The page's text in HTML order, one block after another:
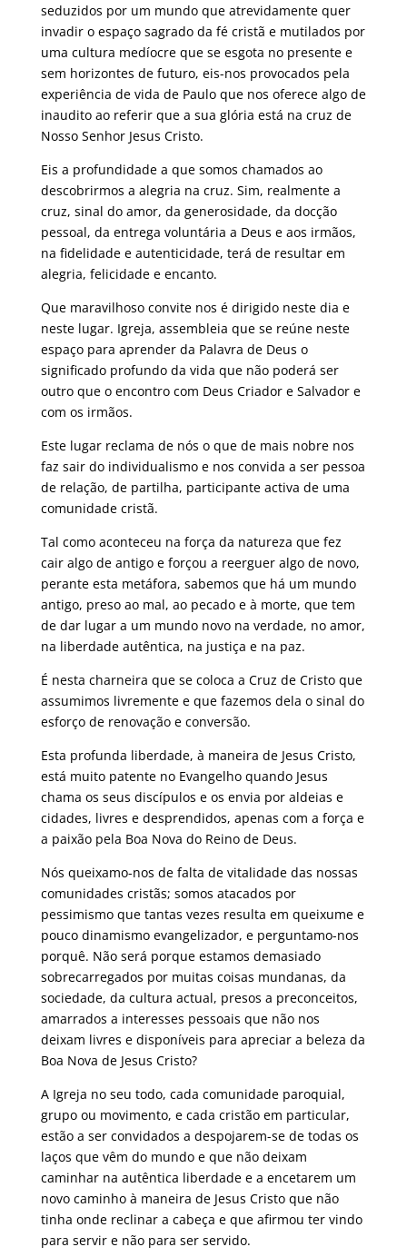
seduzidos por um mundo que atrevidamente quer
invadir o espaço sagrado da fé cristã e mutilados por
uma cultura medíocre que se esgota no presente e
sem horizontes de futuro, eis-nos provocados pela
experiência de vida de Paulo que nos oferece algo de
inaudito ao referir que a sua glória está na cruz de
Nosso Senhor Jesus Cristo.
Eis a profundidade a que somos chamados ao
descobrirmos a alegria na cruz. Sim, realmente a
cruz, sinal do amor, da generosidade, da docção
pessoal, da entrega voluntária a Deus e aos irmãos,
na fidelidade e autenticidade, terá de resultar em
alegria, felicidade e encanto.
Que maravilhoso convite nos é dirigido neste dia e
neste lugar. Igreja, assembleia que se reúne neste
espaço para aprender da Palavra de Deus o
significado profundo da vida que não poderá ser
outro que o encontro com Deus Criador e Salvador e
com os irmãos.
Este lugar reclama de nós o que de mais nobre nos
faz sair do individualismo e nos convida a ser pessoa
de relação, de partilha, participante activa de uma
comunidade cristã.
Tal como aconteceu na força da natureza que fez
cair algo de antigo e forçou a reerguer algo de novo,
perante esta metáfora, sabemos que há um mundo
antigo, preso ao mal, ao pecado e à morte, que tem
de dar lugar a um mundo novo na verdade, no amor,
na liberdade autêntica, na justiça e na paz.
É nesta charneira que se coloca a Cruz de Cristo que
assumimos livremente e que fazemos dela o sinal do
esforço de renovação e conversão.
Esta profunda liberdade, à maneira de Jesus Cristo,
está muito patente no Evangelho quando Jesus
chama os seus discípulos e os envia por aldeias e
cidades, livres e desprendidos, apenas com a força e
a paixão pela Boa Nova do Reino de Deus.
Nós queixamo-nos de falta de vitalidade das nossas
comunidades cristãs; somos atacados por
pessimismo que tantas vezes resulta em queixume e
pouco dinamismo evangelizador, e perguntamo-nos
porquê. Não será porque estamos demasiado
sobrecarregados por muitas coisas mundanas, da
sociedade, da cultura actual, presos a preconceitos,
amarrados a interesses pessoais que não nos
deixam livres e disponíveis para apreciar a beleza da
Boa Nova de Jesus Cristo?
A Igreja no seu todo, cada comunidade paroquial,
grupo ou movimento, e cada cristão em particular,
estão a ser convidados a despojarem-se de todas os
laços que vêm do mundo e que não deixam
caminhar na autêntica liberdade e a encetarem um
novo caminho à maneira de Jesus Cristo que não
tinha onde reclinar a cabeça e que afirmou ter vindo
para servir e não para ser servido.